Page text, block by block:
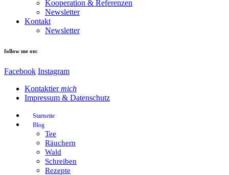
Kooperation & Referenzen
Newsletter
Kontakt
Newsletter
follow me on:
Facebook Instagram
Kontaktiermich
Impressum & Datenschutz
Startseite
Blog
Tee
Räuchern
Wald
Schreiben
Rezepte